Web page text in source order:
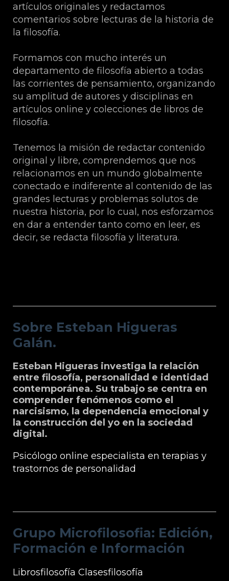
artículos originales y redactamos
comentarios sobre lecturas de la historia de
la filosofía.
Formamos con mucho interés un
departamento de filosofía abierto a todas
las corrientes de pensamiento, organizando
su amplitud de autores y disciplinas en
artículos online y colecciones de libros de
filosofía.
Tenemos la misión de redactar contenido
original y libre, comprendemos que nos
relacionamos en un mundo globalmente
conectado e indiferente al contenido de las
grandes lecturas y problemas solutos de
nuestra historia, por lo cual, nos esforzamos
en dar a entender tanto como en leer, es
decir, se redacta filosofía y literatura.
Sobre Esteban Higueras
Galán.
Esteban Higueras investiga la relación
entre filosofía, personalidad e identidad
contemporánea. Su trabajo se centra en
comprender fenómenos como el
narcisismo, la dependencia emocional y
la construcción del yo en la sociedad
digital.
Psicólogo online especialista en terapias y
trastornos de personalidad
Grupo Microfilosofia: Edición,
Formación e Información
Librosfilosofía Clasesfilosofía